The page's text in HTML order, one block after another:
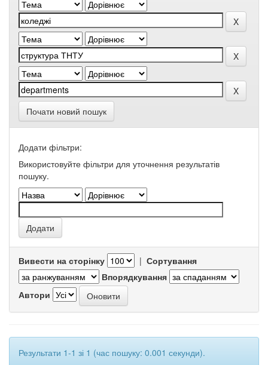
Почати новий пошук
Додати фільтри:
Використовуйте фільтри для уточнення результатів
пошуку.
Вивести на сторінку | Сортування
Впорядкування
Автори
Результати 1-1 зі 1 (час пошуку: 0.001 секунди).